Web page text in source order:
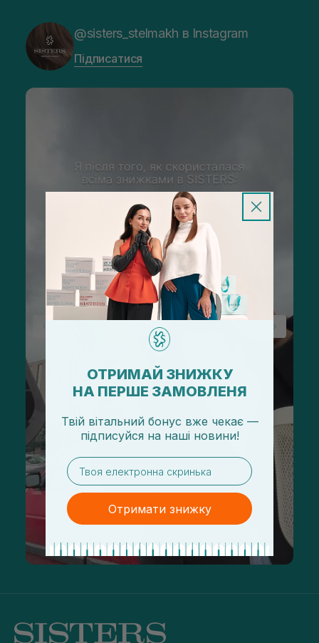
@sisters_stelmakh в Instagram
Підписатися
ОТРИМАЙ ЗНИЖКУ
НА ПЕРШЕ ЗАМОВЛЕНЯ
Твій вітальний бонус вже чекає —
підписуйся на наші новини!
email
Отримати знижку